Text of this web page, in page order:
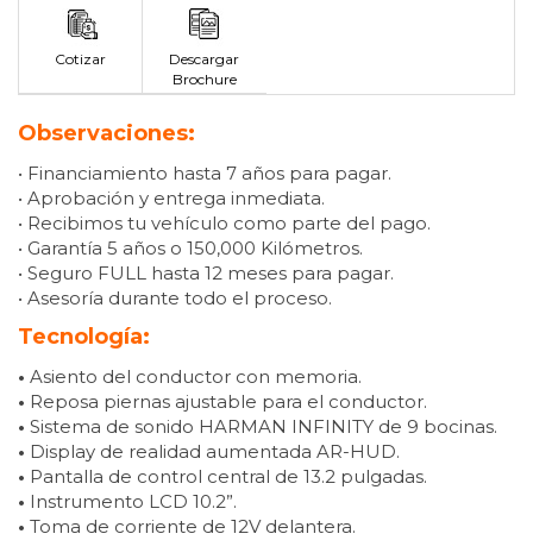
Cotizar
Descargar
Brochure
Observaciones:
• Financiamiento hasta 7 años para pagar.
• Aprobación y entrega inmediata.
• Recibimos tu vehículo como parte del pago.
• Garantía 5 años o 150,000 Kilómetros.
• Seguro FULL hasta 12 meses para pagar.
• Asesoría durante todo el proceso.
Tecnología:
• Asiento del conductor con memoria.
• Reposa piernas ajustable para el conductor.
• Sistema de sonido HARMAN INFINITY de 9 bocinas.
• Display de realidad aumentada AR-HUD.
• Pantalla de control central de 13.2 pulgadas.
• Instrumento LCD 10.2”.
• Toma de corriente de 12V delantera.